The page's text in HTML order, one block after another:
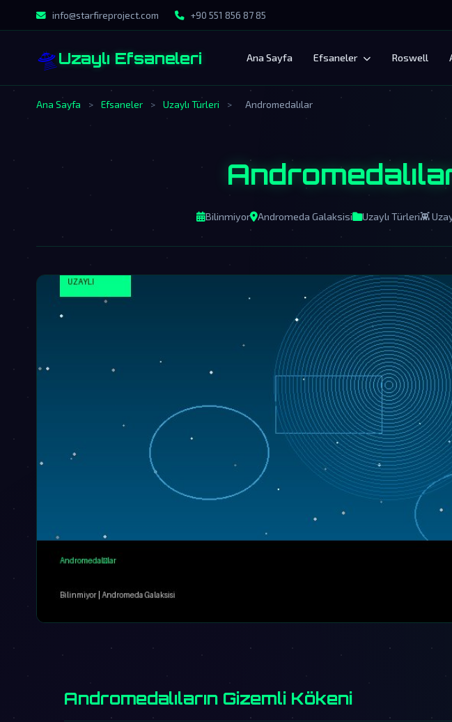
info@starfireproject.com +90 551 856 87 85
🛸Uzaylı Efsaneleri Ana Sayfa Efsaneler Roswell
Ana Sayfa > Efsaneler > Uzaylı Türleri > Andromedalılar
Bilinmiyor Andromeda Galaksisi Uzaylı Türleri👾
Andromedalıların Gizemli Kökeni